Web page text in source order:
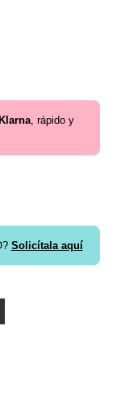
Klarna, rápido y
Solicítala aquí